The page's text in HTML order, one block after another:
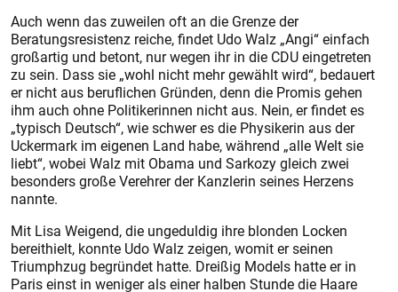
Auch wenn das zuweilen oft an die Grenze der
Beratungsresistenz reiche, findet Udo Walz „Angi“ einfach
großartig und betont, nur wegen ihr in die CDU eingetreten
zu sein. Dass sie „wohl nicht mehr gewählt wird“, bedauert
er nicht aus beruflichen Gründen, denn die Promis gehen
ihm auch ohne Politikerinnen nicht aus. Nein, er findet es
„typisch Deutsch“, wie schwer es die Physikerin aus der
Uckermark im eigenen Land habe, während „alle Welt sie
liebt“, wobei Walz mit Obama und Sarkozy gleich zwei
besonders große Verehrer der Kanzlerin seines Herzens
nannte.
Mit Lisa Weigend, die ungeduldig ihre blonden Locken
bereithielt, konnte Udo Walz zeigen, womit er seinen
Triumphzug begründet hatte. Dreißig Models hatte er in
Paris einst in weniger als einer halben Stunde die Haare